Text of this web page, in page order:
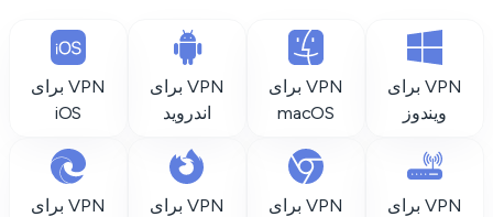
VPN برای
ویندوز
VPN برای
macOS
VPN برای
اندروید
VPN برای
iOS
VPN برای
VPN برای
VPN برای
VPN برای